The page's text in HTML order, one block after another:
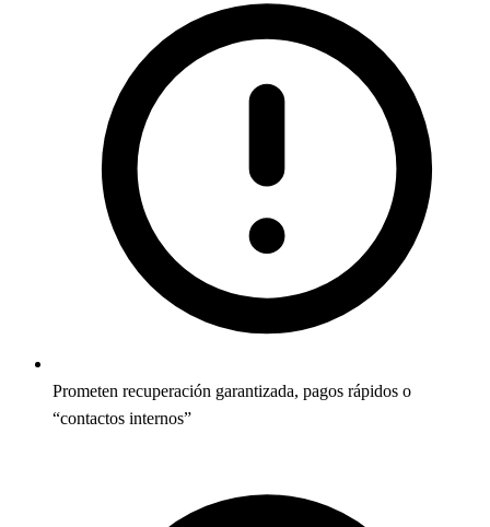
Prometen recuperación garantizada, pagos rápidos o
“contactos internos”